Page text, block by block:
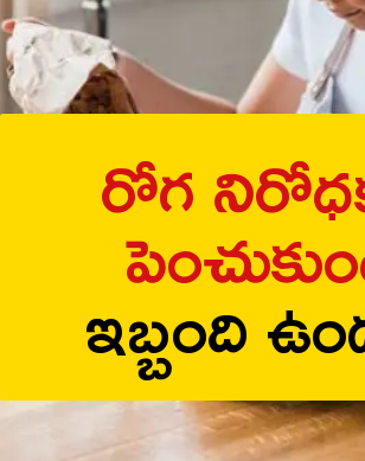
రోగ
ఇబ్బంది